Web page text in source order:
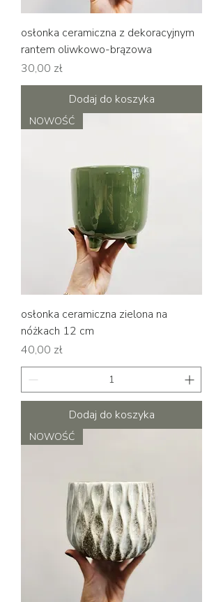
osłonka ceramiczna z dekoracyjnym
rantem oliwkowo-brązowa
Cena
30,00 zł
Dodaj do koszyka
NOWOŚĆ
osłonka ceramiczna zielona na
nóżkach 12 cm
Cena
40,00 zł
Dodaj do koszyka
NOWOŚĆ